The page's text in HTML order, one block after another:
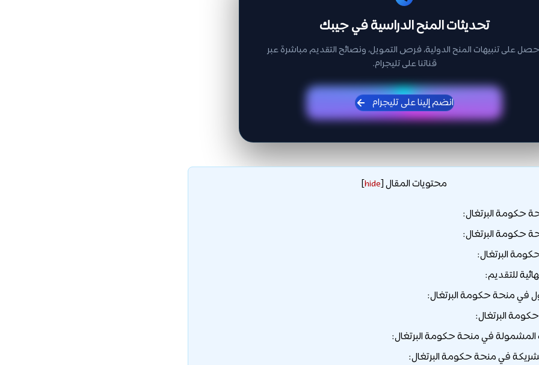
تحديثات المنح الدراسية في جيبك
على تنبيهات المنح الدولية، فرص التمويل، ونصائح التقديم مباشرة عبر
قناتنا على تليجرام.
انضم إلينا على تليجرام
محتويات المقال [
hide
]
حكومة البرتغال:
حكومة البرتغال:
البرتغال:
للتقديم:
في منحة حكومة البرتغال:
البرتغال:
في منحة حكومة البرتغال:
في منحة حكومة البرتغال: